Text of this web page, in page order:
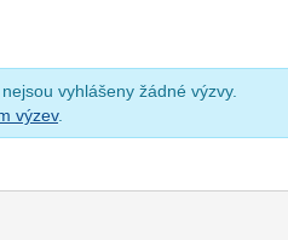
vyhlášeny žádné výzvy.
výzev.